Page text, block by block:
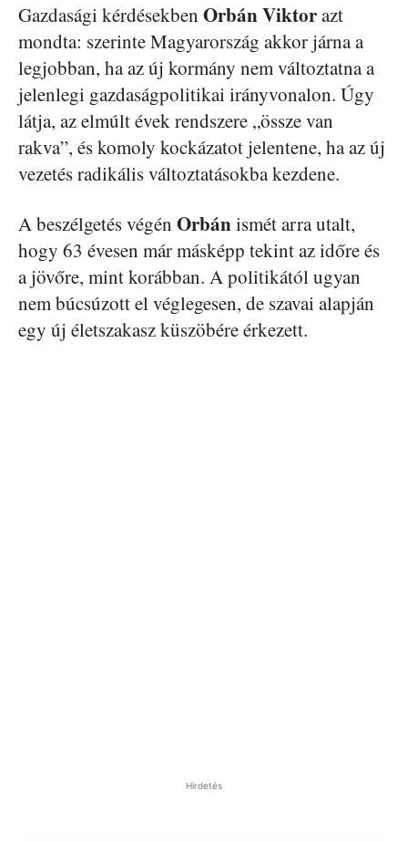
Gazdasági kérdésekben Orbán Viktorazt
mondta: szerinte Magyarország akkor járna a
legjobban, ha az új kormány nem változtatna a
jelenlegi gazdaságpolitikai irányvonalon. Úgy
látja, az elmúlt évek rendszere „össze van
rakva”, és komoly kockázatot jelentene, ha az új
vezetés radikális változtatásokba kezdene.
A beszélgetés végén Orbánismét arra utalt,
hogy 63 évesen már másképp tekint az időre és
a jövőre, mint korábban. A politikától ugyan
nem búcsúzott el véglegesen, de szavai alapján
egy új életszakasz küszöbére érkezett.
Hirdetés